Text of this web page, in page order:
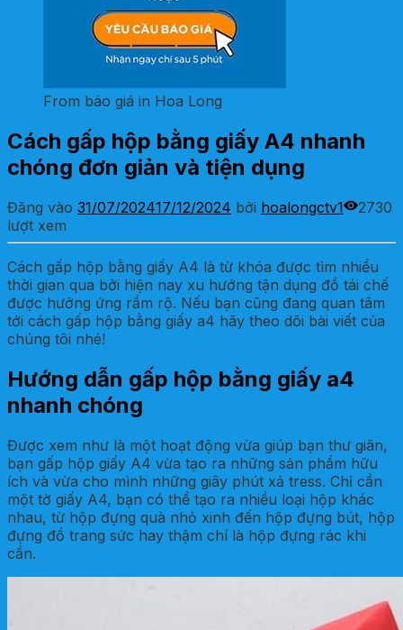
From báo giá in Hoa Long
Cách gấp hộp bằng giấy A4 nhanh
chóng đơn giản và tiện dụng
Đăng vào 31/07/202417/12/2024 bởi hoalongctv1
2730
lượt xem
Cách gấp hộp bằng giấy A4 là từ khóa được tìm nhiều
thời gian qua bởi hiện nay xu hướng tận dụng đồ tái chế
được hưởng ứng rầm rộ. Nếu bạn cũng đang quan tâm
tới cách gấp hộp bằng giấy a4 hãy theo dõi bài viết của
chúng tôi nhé!
Hướng dẫn gấp hộp bằng giấy a4
nhanh chóng
Được xem như là một hoạt động vừa giúp bạn thư giãn,
bạn gấp hộp giấy A4 vừa tạo ra những sản phẩm hữu
ích và vừa cho mình những giây phút xả tress. Chỉ cần
một tờ giấy A4, bạn có thể tạo ra nhiều loại hộp khác
nhau, từ hộp đựng quà nhỏ xinh đến hộp đựng bút, hộp
đựng đồ trang sức hay thậm chí là hộp đựng rác khi
cần.